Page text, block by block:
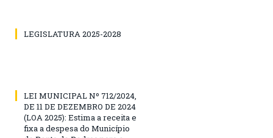
LEGISLATURA 2025-2028
LEI MUNICIPAL Nº 712/2024,
DE 11 DE DEZEMBRO DE 2024
(LOA 2025): Estima a receita e
fixa a despesa do Município